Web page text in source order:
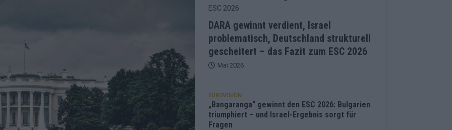
problematisch, Deutschland strukturell gescheitert – das
DARA gewinnt verdient, Israel
problematisch, Deutschland strukturell
gescheitert – das Fazit zum ESC 2026
Mai 2026
EUROVISION
„Bangaranga“ gewinnt den ESC 2026: Bulgarien
triumphiert – und Israel-Ergebnis sorgt für
Fragen